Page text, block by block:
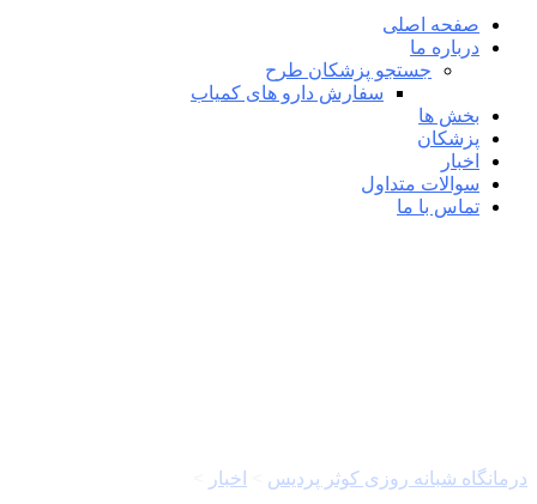
صفحه اصلی
درباره ما
جستجو پزشکان طرح
سفارش دارو های کمیاب
بخش ها
پزشکان
اخبار
سوالات متداول
تماس با ما
درمانگاه شبانه روزی کوثر پردیس اخبار